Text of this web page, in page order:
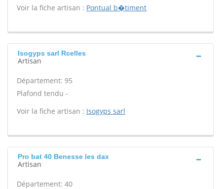
Voir la fiche artisan : Pontual b�timent
Isogyps sarl Rcelles
Artisan
Département: 95
Plafond tendu -
Voir la fiche artisan : Isogyps sarl
Pro bat 40 Benesse les dax
Artisan
Département: 40